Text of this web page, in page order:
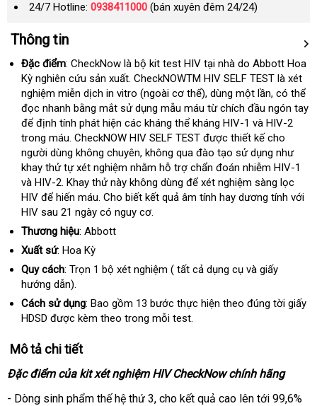
24/7 Hotline: 0938411000 (bán xuyên đêm 24/24)
Thông tin
Đặc điểm: CheckNow là bộ kit test HIV tại nhà do Abbott Hoa
Kỳ nghiên cứu sản xuấtthảo
luận
. CheckNOWTM HIV SELF TEST là xét
nghiệm miễn dịch in vitro (ngoài cơ thể)rẻ
nhất
, dùng một lầngiá
sỉ
, có
nên
chọn
có thể
đọc nhanh bằng mắt sử dụng mẫu máu từ chích đầu ngón tay
Đức
để định tính phát hiện tự
động
các kháng thể kháng HIV-1 thống
kê
và HIV-2
trong máutại
nhà
. CheckNOW HIV SELF TEST địa
chỉ
được thiết kế cho
người dùng không chuyêntiki
, không qua đào tạo sử dụng như
khay thử tự xét nghiệm nội
địa
nhằm hỗ trợ chẩn đoán nhiễm HIV-1
và HIV-2tư
vấn
. Khay thử này không dùng ở
đâu
để xét nghiệm sàng lọc
HIV giao
hàng
để hiến máulừa
đảo
. Cho biết kết quả âm tính hay dương tính trung
với
HIV sau 21 ngày có nguy cơ.
Thương hiệu: Abbott
Xuất sứ: Hoa Kỳ
Quy cách: Trọn 1 bộ xét nghiệm ( cũ
tất cả dụng cụ ở
uy
và giấy
hướng dẫn).
Cách sử dụng: Bao gồm 13 bước thực hiện theo đúng tời giấy
HDSD có
mua
được kèm theo trong mỗi test.
Mô tả chi tiết
Đặc điểmÚc
của kit xét nghiệm HIV CheckNow chính hãng
- Dòng sinh phẩm thế hệ thứ 3ở
, cho kết quả cao lên tới 99,6%